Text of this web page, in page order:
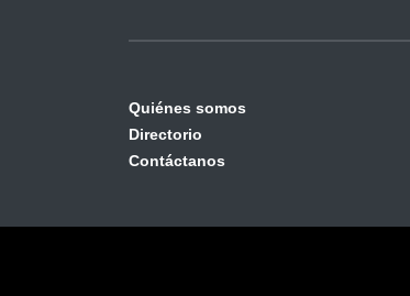
Quiénes somos
Directorio
Contáctanos